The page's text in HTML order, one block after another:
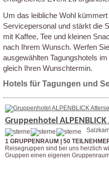
Um das leibliche Wohl
Servicepersonal und stärkt die
mit Kaffee, Tee und kleinen
nach Ihrem Wunsch. Werfen
ausgewählten Tagungshotels
gleich Ihren Wunschtermin.
Hotels für Tagungen und
Gruppenhotel
1 GRUPPENRAUM | 50
Reisegruppen sind bei uns herzlich
Gruppen einen eigenen